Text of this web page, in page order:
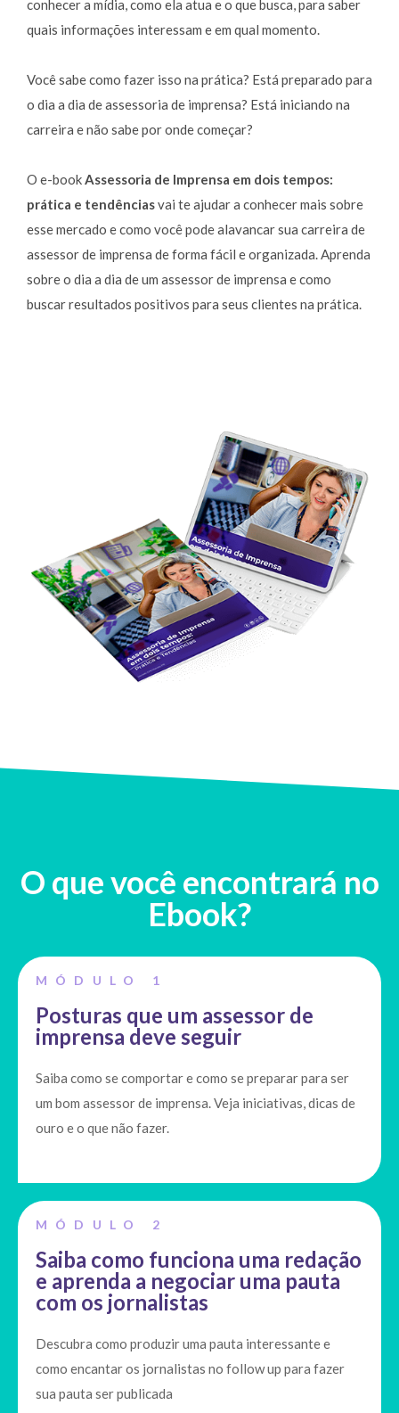
conhecer a mídia, como ela atua e o que busca, para saber
quais informações interessam e em qual momento.
Você sabe como fazer isso na prática? Está preparado para
o dia a dia de assessoria de imprensa? Está iniciando na
carreira e não sabe por onde começar?
O e-bookAssessoria de Imprensa em dois tempos:
prática e tendênciasvai te ajudar a conhecer mais sobre
esse mercado e como você pode alavancar sua carreira de
assessor de imprensa de forma fácil e organizada. Aprenda
sobre o dia a dia de um assessor de imprensa e como
buscar resultados positivos para seus clientes na prática.
O que você encontrará no
Ebook?
MÓDULO 1
Posturas que um assessor de
imprensa deve seguir
Saiba como se comportar e como se preparar para ser
um bom assessor de imprensa. Veja iniciativas, dicas de
ouro e o que não fazer.
MÓDULO 2
Saiba como funciona uma redação
e aprenda a negociar uma pauta
com os jornalistas
Descubra como produzir uma pauta interessante e
como encantar os jornalistas no follow up para fazer
sua pauta ser publicada